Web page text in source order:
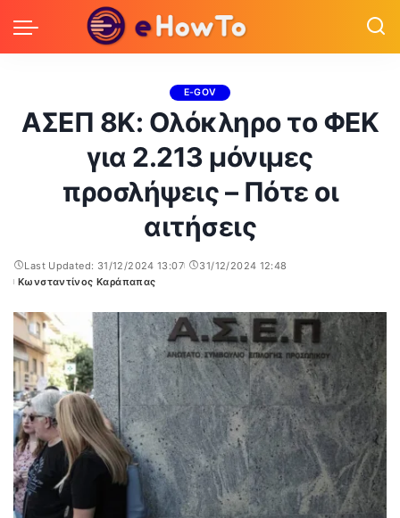
E-GOV
ΑΣΕΠ 8Κ: Ολόκληρο το ΦΕΚ
για 2.213 μόνιμες
προσλήψεις – Πότε οι
αιτήσεις
Last Updated: 31/12/2024 13:07
31/12/2024 12:48
Posted
Κωνσταντίνος Καράπαπας